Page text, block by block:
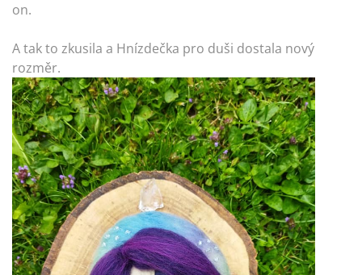
on.
A tak to zkusila a Hnízdečka pro duši dostala nový
rozměr.